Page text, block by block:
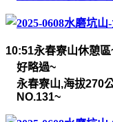
10:51永春寮山休憩區
好略過~
永春寮山,海拔270
NO.131~